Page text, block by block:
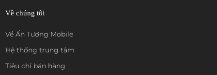
Về chúng tôi
Về Ấn Tượng Mobile
Hệ thống trung tâm
Tiêu chí bán hàng